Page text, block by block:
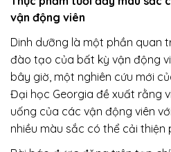
vận động viên
Dinh dưỡng là một phần quan
đào tạo của bất kỳ vận động
bây giờ, một nghiên cứu mới
Đại học Georgia đề xuất rằng
uống của các vận động viên
nhiều màu sắc có thể cải thiện